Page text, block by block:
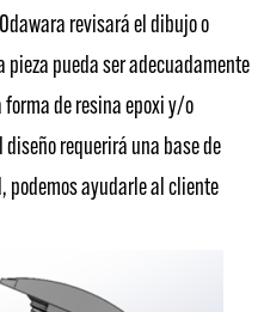
revisará el dibujo o
pieza pueda ser adecuadamente
de resina epoxi y/o
requerirá una base de
podemos ayudarle al cliente